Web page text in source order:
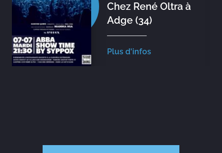
Chez René Oltra à
Adge (34)
Plus d'infos